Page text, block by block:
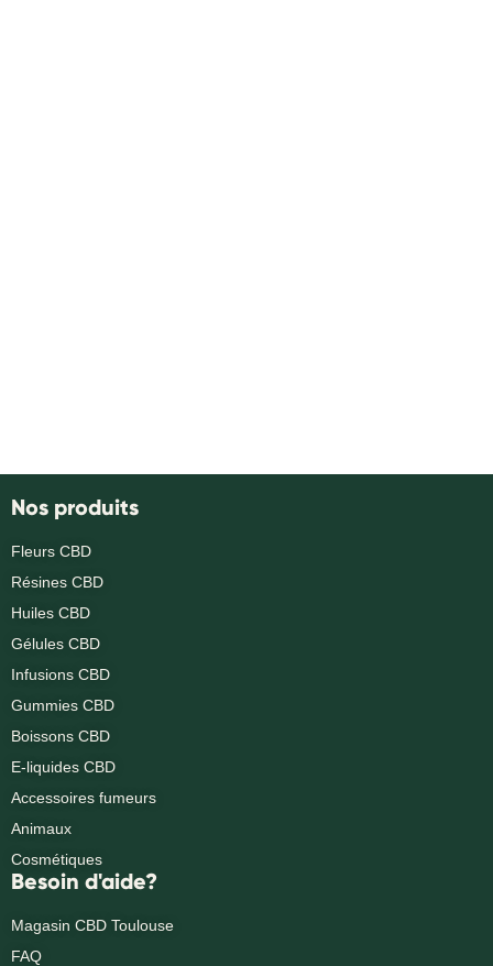
Nos produits
Fleurs CBD
Résines CBD
Huiles CBD
Gélules CBD
Infusions CBD
Gummies CBD
Boissons CBD
E-liquides CBD
Accessoires fumeurs
Animaux
Cosmétiques
Besoin d'aide?
Magasin CBD Toulouse
FAQ